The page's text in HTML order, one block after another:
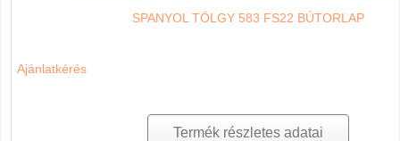
SPANYOL TÖLGY 583 FS22 BÚTORLAP
Ajánlatkérés
Termék részletes adatai